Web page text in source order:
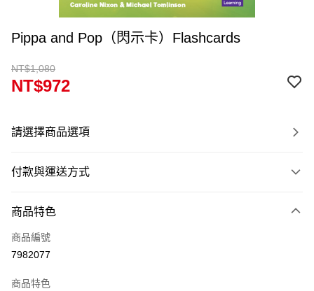
Pippa and Pop（閃示卡）Flashcards
NT$1,080
NT$972
請選擇商品選項
付款與運送方式
信用卡一次付款
超商取貨付款
商品特色
商品編號
7982077
商品特色